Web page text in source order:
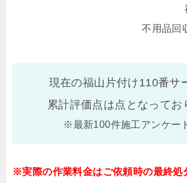
不用品
現在の福山片付け110番サ
累計評価点は点となってお
※最新100件施工アンケー
※実際の作業料金はご依頼時の最終処